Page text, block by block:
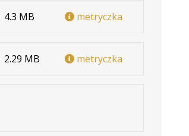
4.3 MB metryczka
2.29 MB metryczka